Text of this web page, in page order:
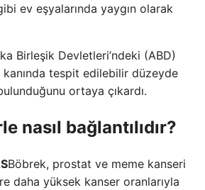
ev eşyalarında yaygın olarak
Birleşik Devletleri’ndeki (ABD)
kanında tespit edilebilir düzeyde
ortaya çıkardı.
nasıl bağlantılıdır?
Böbrek, prostat ve meme kanseri
daha yüksek kanser oranlarıyla